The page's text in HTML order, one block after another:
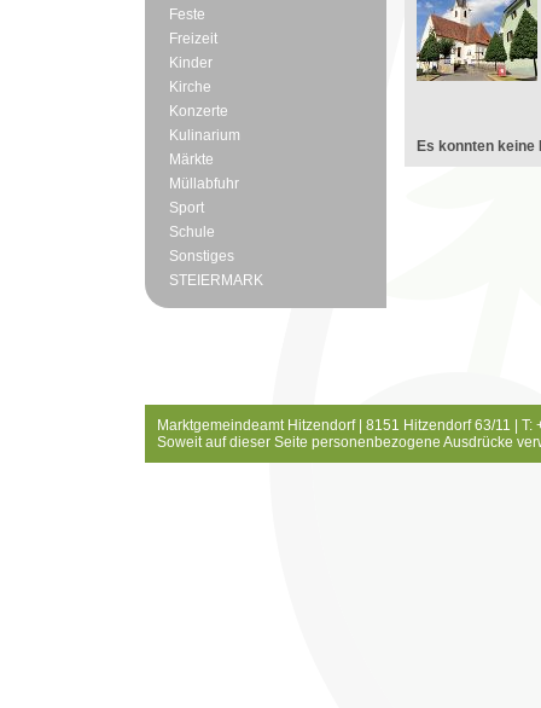
Feste
Freizeit
Kinder
Kirche
Konzerte
Kulinarium
Märkte
Müllabfuhr
Sport
Schule
Sonstiges
STEIERMARK
Es konnten keine
Marktgemeindeamt Hitzendorf | 8151 Hitzendorf 63/11 |
Soweit auf dieser Seite personenbezogene Ausdrücke